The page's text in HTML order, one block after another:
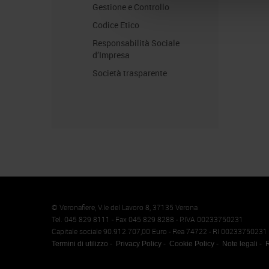
Gestione e Controllo
Codice Etico
Responsabilità Sociale
d’Impresa
Società trasparente
Memento
© Veronafiere, V.le del Lavoro 8, 37135 Verona
Tel. 045 829 8111 - Fax 045 829 8288 - P.IVA 00233750231
Capitale sociale 90.912.707,00 Euro - Rea 74722 - RI 00233750231
Termini di utilizzo Privacy Policy Cookie Policy Note legali